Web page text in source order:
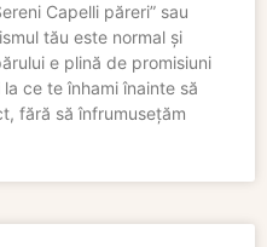
Capelli păreri” sau
tău este normal și
e plină de promisiuni
ce te înhami înainte să
fără să înfrumusețăm